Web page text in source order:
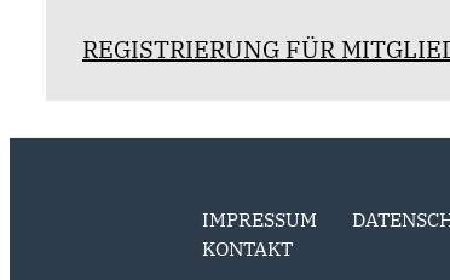
REGISTRIERUNG FÜR
IMPRESSUM
KONTAKT